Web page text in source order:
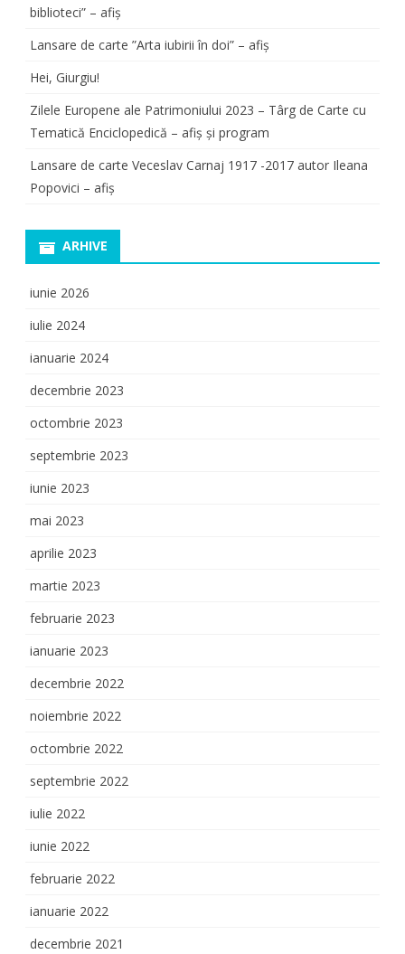
biblioteci” – afiș
Lansare de carte ”Arta iubirii în doi” – afiș
Hei, Giurgiu!
Zilele Europene ale Patrimoniului 2023 – Târg de Carte cu
Tematică Enciclopedică – afiș și program
Lansare de carte Veceslav Carnaj 1917 -2017 autor Ileana
Popovici – afiș
ARHIVE
iunie 2026
iulie 2024
ianuarie 2024
decembrie 2023
octombrie 2023
septembrie 2023
iunie 2023
mai 2023
aprilie 2023
martie 2023
februarie 2023
ianuarie 2023
decembrie 2022
noiembrie 2022
octombrie 2022
septembrie 2022
iulie 2022
iunie 2022
februarie 2022
ianuarie 2022
decembrie 2021